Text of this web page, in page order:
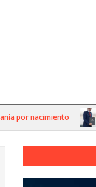
nacimiento